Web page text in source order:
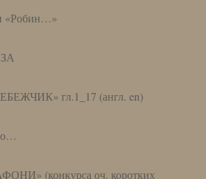
«Робин…»
гл.1_17 (англ. en)
(конкурса оч. коротких